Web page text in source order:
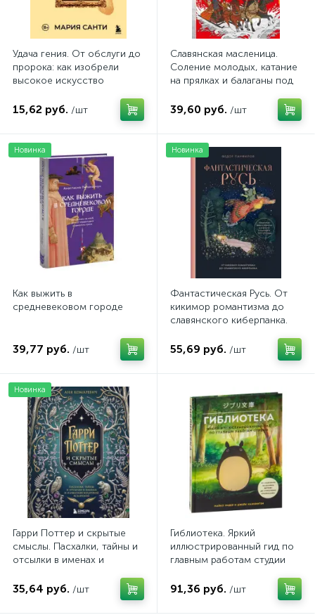
Удача гения. От обслуги до
пророка: как изобрели
высокое искусство
15,62 руб. /шт
Славянская масленица.
Соление молодых, катание
на прялках и балаганы под
39,60 руб. /шт
Новинка
Как выжить в
средневековом городе
39,77 руб. /шт
Новинка
Фантастическая Русь. От
кикимор романтизма до
славянского киберпанка.
фольклор в искусстве и
масскульте XVIII–XXI веков
55,69 руб. /шт
Новинка
Гарри Поттер и скрытые
смыслы. Пасхалки, тайны и
отсылки в именах и
вселенной.
35,64 руб. /шт
Гиблиотека. Яркий
иллюстрированный гид по
главным работам студии
91,36 руб. /шт